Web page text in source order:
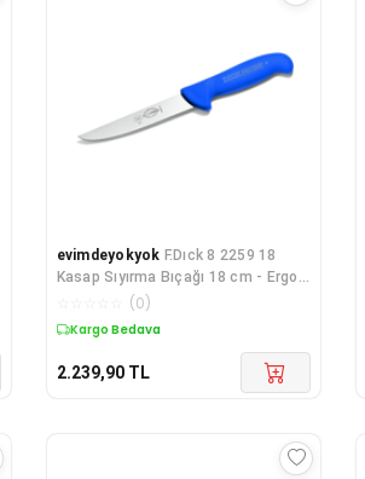
evimdeyokyok F.Dıck 8 2259 18
Kasap Sıyırma Bıçağı 18 cm - Ergo
Grip TdrTR(0)
Kargo Bedava
2.239,90 TL